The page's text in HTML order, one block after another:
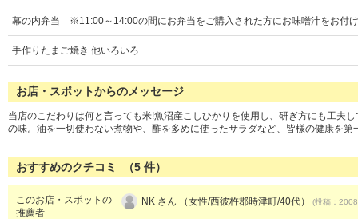
幕の内弁当 ※11:00～14:00の間にお弁当をご購入された方にお味噌汁をお付
手作りたまご焼き 他いろいろ
お店・スポットからのメッセージ
当店のこだわりは何と言っても米!魚沼産こしひかりを使用し、研ぎ方にも工夫
の味。油を一切使わない煮物や、酢を多めに使ったサラダなど、皆様の健康を
おすすめのクチコミ （5 件）
このお店・スポットの
推薦者
NK さん （女性/西彼杵郡時津町/40代） (投稿：